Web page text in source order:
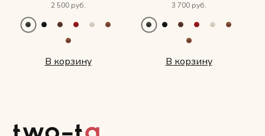
2 500 руб.
В корзину
3 700 руб.
В корзину